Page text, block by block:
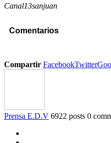
Canal13sanjuan
Comentarios
Compartir FacebookTwitter
Prensa E.D.V 6922 posts 0